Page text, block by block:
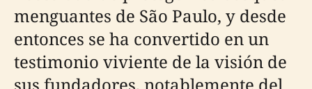
menguantes de São Paulo, y desde
entonces se ha convertido en un
testimonio viviente de la visión de
sus fundadores, notablemente del